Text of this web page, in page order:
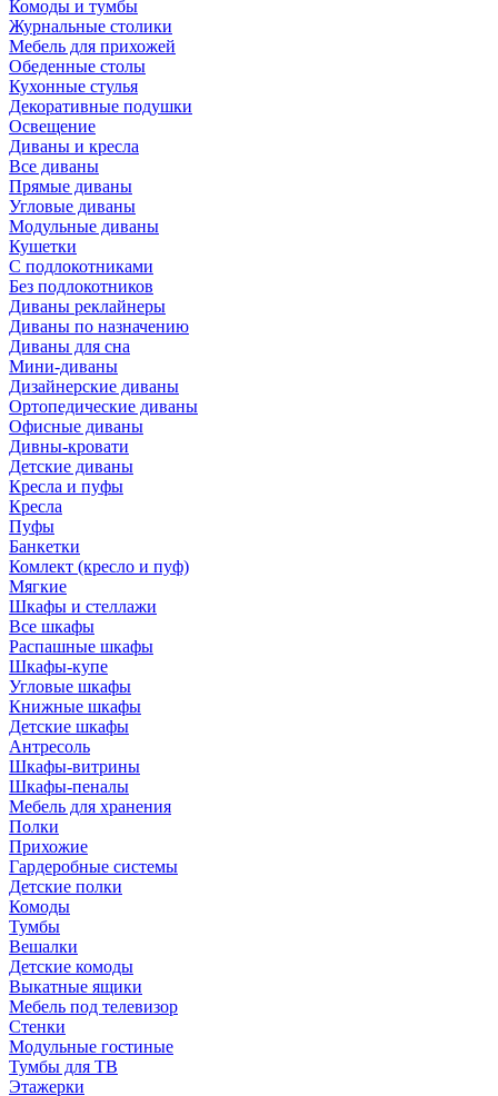
Комоды и тумбы
Журнальные столики
Мебель для прихожей
Обеденные столы
Кухонные стулья
Декоративные подушки
Освещение
Диваны и кресла
Все диваны
Прямые диваны
Угловые диваны
Модульные диваны
Кушетки
С подлокотниками
Без подлокотников
Диваны реклайнеры
Диваны по назначению
Диваны для сна
Мини-диваны
Дизайнерские диваны
Ортопедические диваны
Офисные диваны
Дивны-кровати
Детские диваны
Кресла и пуфы
Кресла
Пуфы
Банкетки
Комлект (кресло и пуф)
Мягкие
Шкафы и стеллажи
Все шкафы
Распашные шкафы
Шкафы-купе
Угловые шкафы
Книжные шкафы
Детские шкафы
Антресоль
Шкафы-витрины
Шкафы-пеналы
Мебель для хранения
Полки
Прихожие
Гардеробные системы
Детские полки
Комоды
Тумбы
Вешалки
Детские комоды
Выкатные ящики
Мебель под телевизор
Стенки
Модульные гостиные
Тумбы для ТВ
Этажерки